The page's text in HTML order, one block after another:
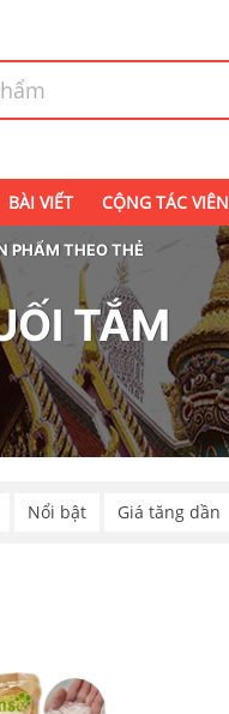
BÀI VIẾT CỘNG TÁC VIÊN
PHẨM THEO THẺ
TẮM
Nổi bật Giá tăng dần